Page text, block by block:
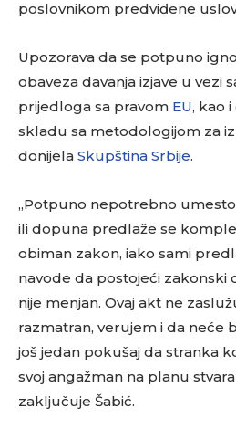
poslovnikom predviđene
Upozorava da se potpuno
obaveza davanja izjave u vezi
prijedloga sa pravom EU, kao
skladu sa metodologijom za
donijela Skupština Srbije.
„Potpuno nepotrebno
ili dopuna predlaže se
obiman zakon, iako sami
navode da postojeći zakonski
nije menjan. Ovaj akt ne
razmatran, verujem i da neće
još jedan pokušaj da stranka
svoj angažman na planu
zaključuje Šabić.